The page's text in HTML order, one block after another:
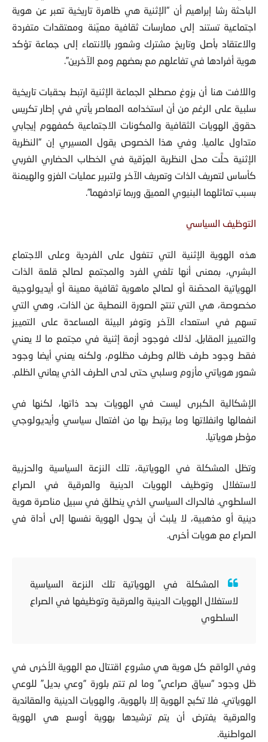
الباحثة رشا إبراهيم أن “الإثنية هي ظاهرة تاريخية تعبر عن هوية
اجتماعية تستند إلى ممارسات ثقافية معيّنة ومعتقدات متفردة
والاعتقاد بأصل وتاريخ مشترك وشعور بالانتماء إلى جماعة تؤكد
هوية أفرادها في تفاعلهم مع بعضهم ومع الآخرين”.
واللافت هنا أن بزوغ مصطلح الجماعة الإثنية ارتبط بحقبات تاريخية
سلبية على الرغم من أن استخدامه المعاصر يأتي في إطار تكريس
حقوق الهويات الثقافية والمكونات الاجتماعية كمفهوم إيجابي
متداول عالميا. وفي هذا الخصوص يقول المسيري إن “النظرية
الإثنية حلَّت محل النظرية العِرْقية في الخطاب الحضاري الغربي
كأساس لتعريف الذات وتعريف الآخر ولتبرير عمليات الغزو والهيمنة
بسبب تماثلهما البنيوي العميق وربما ترادفهما”.
التوظيف السياسي
هذه الهوية الإثنية التي تتغول على الفردية وعلى الاجتماع
البشري، بمعنى أنها تلغي الفرد والمجتمع لصالح قلعة الذات
الهوياتية المحصّنة أو لصالح ماهوية ثقافية معينة أو أيديولوجية
مخصوصة، هي التي تنتج الصورة النمطية عن الذات، وهي التي
تسهم في استعداء الآخر وتوفر البيئة المساعدة على التمييز
والتمييز المقابل. لذلك فوجود أزمة إثنية في مجتمع ما لا يعني
فقط وجود طرف ظالم وطرف مظلوم، ولكنه يعني أيضا وجود
شعور هوياتي مأزوم وسلبي حتى لدى الطرف الذي يعاني الظلم.
الإشكالية الكبرى ليست في الهويات بحد ذاتها، لكنها في
انفعالها وانفلاتها وما يرتبط بها من افتعال سياسي وأيديولوجي
مؤطر هوياتيا.
وتظل المشكلة في الهوياتية، تلك النزعة السياسية والحزبية
لاستغلال وتوظيف الهويات الدينية والعرقية في الصراع
السلطوي. فالحراك السياسي الذي ينطلق في سبيل مناصرة هوية
دينية أو مذهبية، لا يلبث أن يحول الهوية نفسها إلى أداة في
الصراع مع هويات أخرى.
المشكلة في الهوياتية تلك النزعة السياسية
لاستغلال الهويات الدينية والعرقية وتوظيفها في الصراع
السلطوي
وفي الواقع كل هوية هي مشروع اقتتال مع الهوية الأخرى في
ظل وجود “سياق صراعي” وما لم تتم بلورة “وعي بديل” للوعي
الهوياتي. فلا تكبح الهوية إلا بالهوية، والهويات الدينية والعقائدية
والعرقية يفترض أن يتم ترشيدها بهوية أوسع هي الهوية
المواطنية.